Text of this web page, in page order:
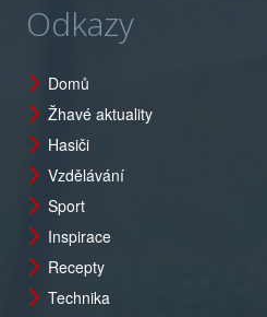
Odkazy
Domů
Žhavé aktuality
Hasiči
Vzdělávání
Sport
Inspirace
Recepty
Technika